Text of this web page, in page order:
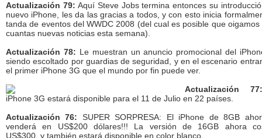
Actualización 79: Aquí Steve Jobs termina entonces su
nuevo iPhone, les da las gracias a todos, y con esto inicia
tanda de eventos del WWDC 2008 (del cual es posible que oigamos
cuantas nuevas noticias esta semana).
Actualización 78: Le muestran un anuncio promocional del
siendo escoltado por guardias de seguridad, y en el escenario
el primer iPhone 3G que el mundo por fin puede ver.
Actualización 77:
iPhone 3G estará disponible para el 11 de Julio en 22 países.
Actualización 76: SUPER SORPRESA: El iPhone de 8GB
venderá en US$200 dólares!!! La versión de 16GB ahora
US$300, y también estará disponible en color blanco.